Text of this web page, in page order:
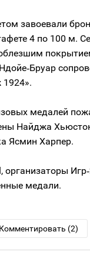
завоевали
4 по 100 м.
медалей
Найджа
Ясмин Харпер.
организаторы
медали.
Комментировать (2)